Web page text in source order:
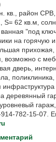
кв., район
S= 62 кв.м,
"под
на горячую
возможно с
дверь,
деревянный
782-15-07.